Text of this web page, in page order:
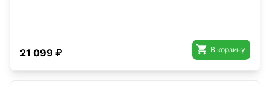
21 099 ₽  В корзину